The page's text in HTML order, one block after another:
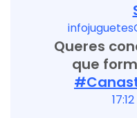
Queres
que
#